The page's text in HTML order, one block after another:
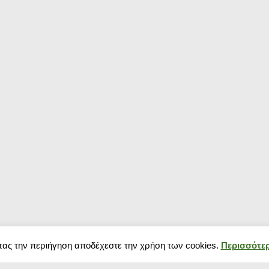
την περιήγηση αποδέχεστε την χρήση των cookies.